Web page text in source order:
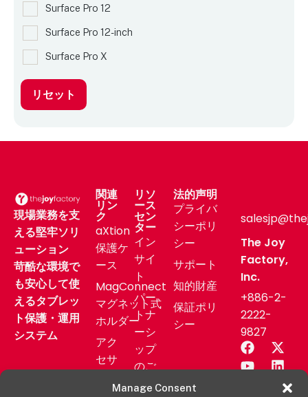
Manage Consent
Surface Pro 12
Surface Pro 12-inch
Surface Pro X
リセット
現場業務を支
える堅牢ソリ
ューション
苛酷な環境で
も安心して使
えるタブレッ
ト保護・運用
システム
関連
リン
ク
aXtion
保護ケ
ース
MagConnect
マグネット式
ホルダー
アク
セサ
リソ
ース
セン
ター
イン
サイ
ト
パー
トナ
ーシ
ップ
のご
相談
法的声明
プライバ
シーポリ
シー
サポート
知的財産
保証ポリ
シー
The Joy
Factory,
Inc.
+886-2-
2222-
9827